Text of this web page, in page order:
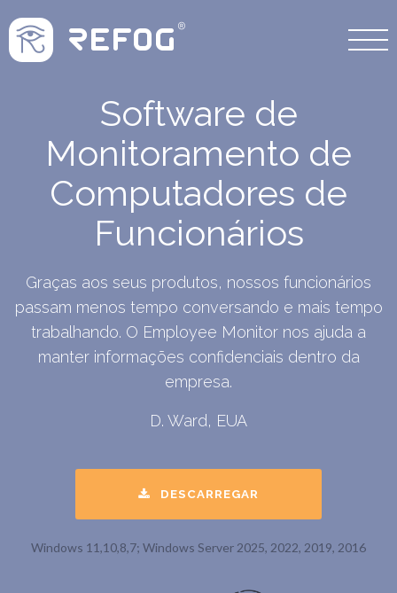
Software de
Monitoramento de
Computadores de
Funcionários
Graças aos seus produtos, nossos funcionários
passam menos tempo conversando e mais tempo
trabalhando. O Employee Monitor nos ajuda a
manter informações confidenciais dentro da
empresa.
D. Ward, EUA
DESCARREGAR
Windows 11,10,8,7; Windows Server 2025, 2022, 2019, 2016